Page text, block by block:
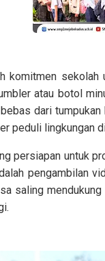
komitmen
atau botol
dari
peduli lingkungan
persiapan untuk
pengambilan
saling